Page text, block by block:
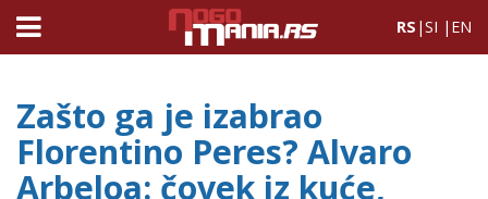
RS |SI | EN
Zašto ga je izabrao
Florentino Peres? Alvaro
Arbeloa: čovek iz kuće,